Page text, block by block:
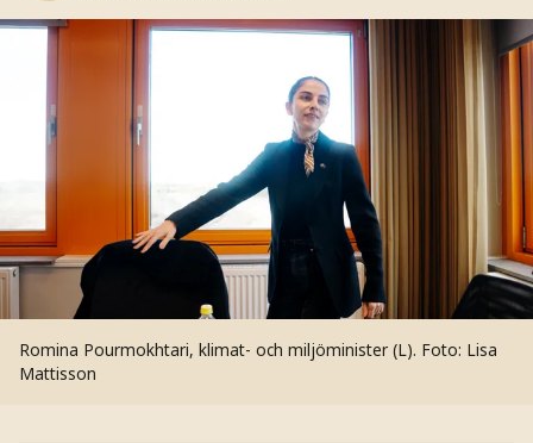
Romina Pourmokhtari, klimat- och miljöminister (L). Foto: Lisa
Mattisson